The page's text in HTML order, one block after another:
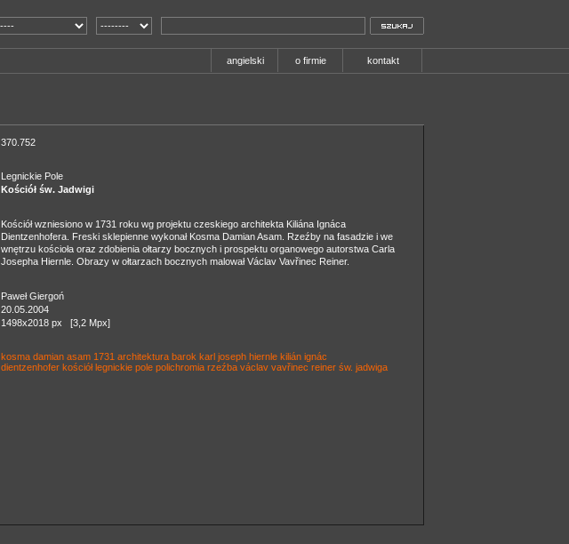
angielski o firmie kontakt
370.752
Legnickie Pole
Kościół św. Jadwigi
Kościół wzniesiono w 1731 roku wg projektu czeskiego architekta Kiliána Ignáca
Dientzenhofera. Freski sklepienne wykonał Kosma Damian Asam. Rzeźby na fasadzie i we
wnętrzu kościoła oraz zdobienia ołtarzy bocznych i prospektu organowego autorstwa Carla
Josepha Hiernle. Obrazy w ołtarzach bocznych malował Václav Vavřinec Reiner.
Paweł Giergoń
20.05.2004
1498x2018 px [3,2 Mpx]
kosma damian asam 1731 architektura barok karl joseph hiernle kilián ignác
dientzenhofer kościół legnickie pole polichromia rzeźba václav vavřinec reiner św. jadwiga